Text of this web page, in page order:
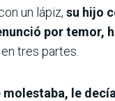
un lápiz, su hijo
por temor,
tres partes.
le